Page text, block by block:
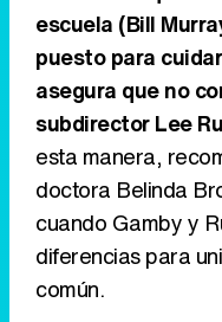
escuela (Bill
puesto para
asegura que no
subdirector Lee
esta manera,
doctora Belinda
cuando Gamby y
diferencias para
común.